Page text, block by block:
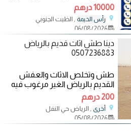
ومستعملة ✅ شراء سيارات
السكراب
10000 درهم
رأس الخيمة , الظيت الجنوبي
06/08/2026
دينا طش اثاث قديم بالرياض
0507236883
طش وتخلص الاثاث والعفش
القديم بالرياض الغير مرغوب فيه
وغير مستفيد منه ورمي الاغراض
الغير صالحه
200 درهم
أخرى , الرياض حي النفل
05/08/2026